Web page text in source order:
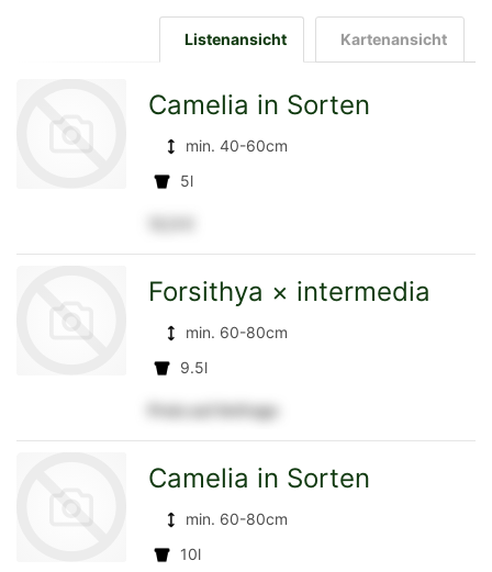
Kartenansicht
Listenansicht
Camelia in Sorten
min. 40-60cm
5l
Forsithya × intermedia
min. 60-80cm
9.5l
Preis auf Anfrage
Camelia in Sorten
min. 60-80cm
10l